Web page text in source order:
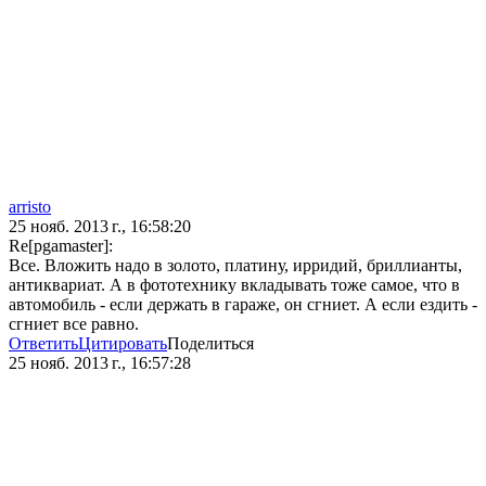
arristo
25 нояб. 2013 г., 16:58:20
Re[pgamaster]:
Все. Вложить надо в золото, платину, ирридий, бриллианты,
антиквариат. А в фототехнику вкладывать тоже самое, что в
автомобиль - если держать в гараже, он сгниет. А если ездить -
сгниет все равно.
ОтветитьЦитироватьПоделиться
25 нояб. 2013 г., 16:57:28